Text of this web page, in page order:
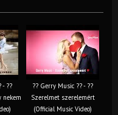
- ??
nekem
?? Gerry Music ?? - ??
Szerelmet szerelemért
(Official Music Video)